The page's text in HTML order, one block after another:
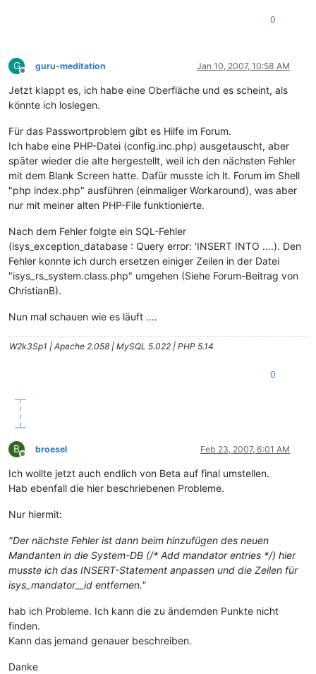
0
G
Offline
guru-meditation Jan 10, 2007, 10:58 AM
Jetzt klappt es, ich habe eine Oberfläche und es scheint, als
könnte ich loslegen.
Für das Passwortproblem gibt es Hilfe im Forum.
Ich habe eine PHP-Datei (config.inc.php) ausgetauscht, aber
später wieder die alte hergestellt, weil ich den nächsten Fehler
mit dem Blank Screen hatte. Dafür musste ich lt. Forum im Shell
"php index.php" ausführen (einmaliger Workaround), was aber
nur mit meiner alten PHP-File funktionierte.
Nach dem Fehler folgte ein SQL-Fehler
(isys_exception_database : Query error: 'INSERT INTO ….). Den
Fehler konnte ich durch ersetzen einiger Zeilen in der Datei
"isys_rs_system.class.php" umgehen (Siehe Forum-Beitrag von
ChristianB).
Nun mal schauen wie es läuft ....
W2k3Sp1 | Apache 2.058 | MySQL 5.022 | PHP 5.14
0
B
Offline
broesel Feb 23, 2007, 6:01 AM
Ich wollte jetzt auch endlich von Beta auf final umstellen.
Hab ebenfall die hier beschriebenen Probleme.
Nur hiermit:
"Der nächste Fehler ist dann beim hinzufügen des neuen
Mandanten in die System-DB (/* Add mandator entries */) hier
musste ich das INSERT-Statement anpassen und die Zeilen für
isys_mandator__id entfernen."
hab ich Probleme. Ich kann die zu ändernden Punkte nicht
finden.
Kann das jemand genauer beschreiben.
Danke